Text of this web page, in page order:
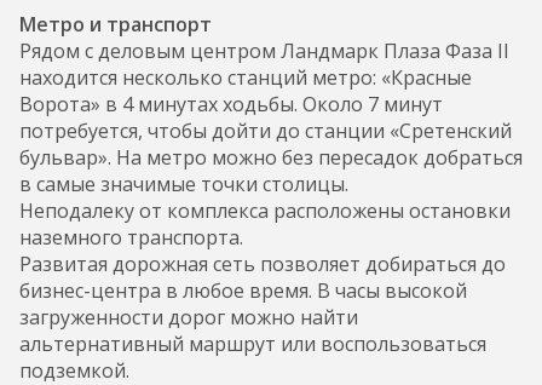
Метро и транспорт
Рядом с деловым центром Ландмарк Плаза Фаза II
находится несколько станций метро: «Красные
Ворота» в 4 минутах ходьбы. Около 7 минут
потребуется, чтобы дойти до станции «Сретенский
бульвар». На метро можно без пересадок добраться
в самые значимые точки столицы.
Неподалеку от комплекса расположены остановки
наземного транспорта.
Развитая дорожная сеть позволяет добираться до
бизнес-центра в любое время. В часы высокой
загруженности дорог можно найти
альтернативный маршрут или воспользоваться
подземкой.